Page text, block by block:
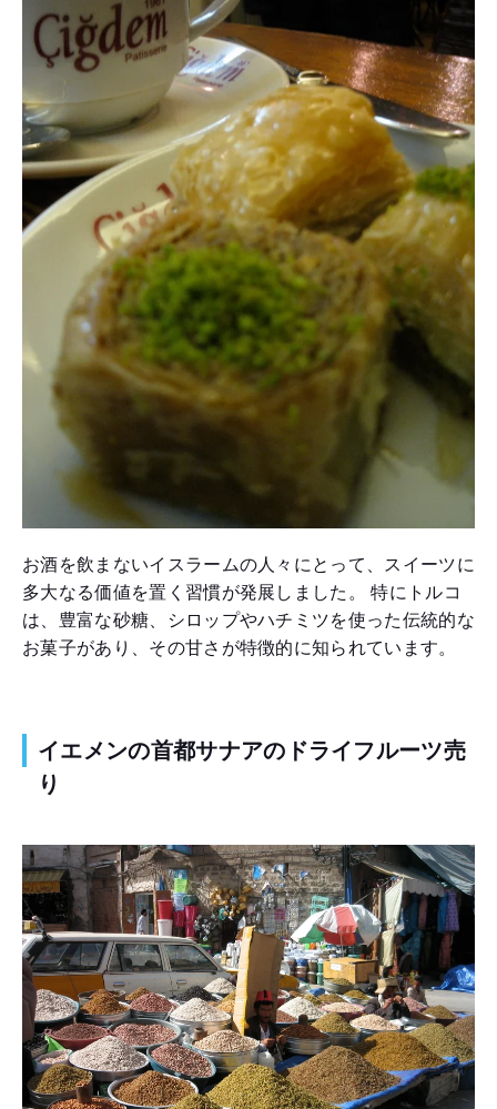
お酒を飲まないイスラームの人々にとって、スイーツに
多大なる価値を置く習慣が発展しました。 特にトルコ
は、豊富な砂糖、シロップやハチミツを使った伝統的な
お菓子があり、その甘さが特徴的に知られています。
イエメンの首都サナアのドライフルーツ売
り